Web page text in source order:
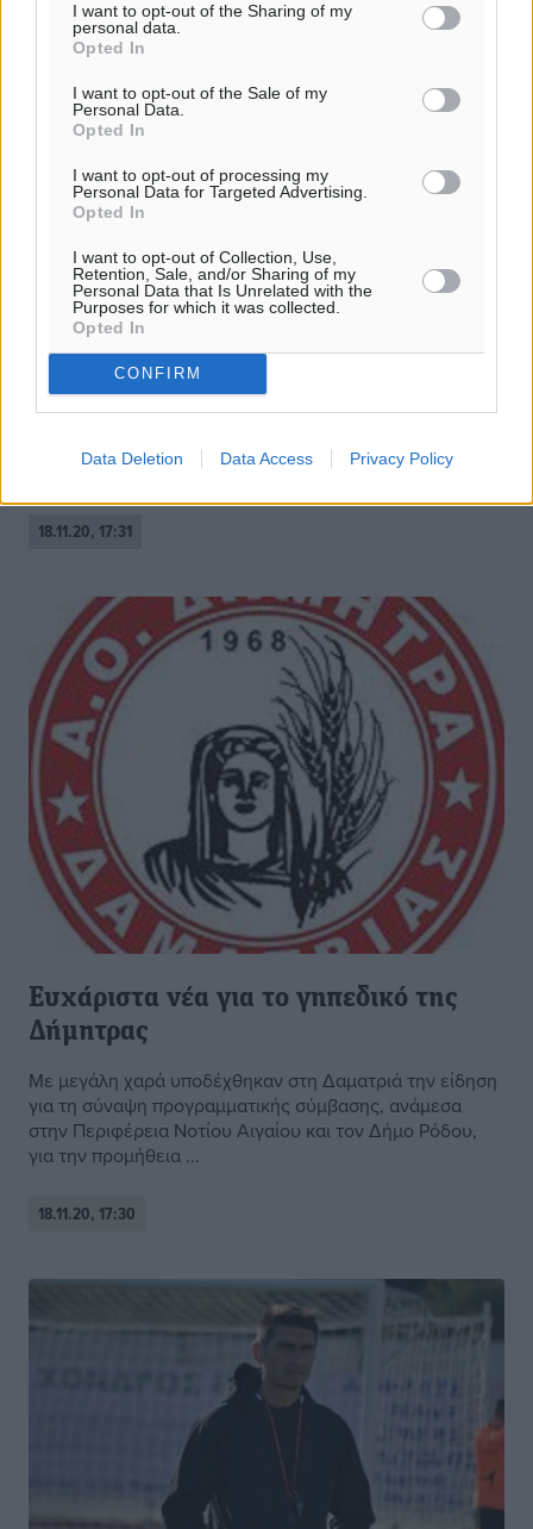
I want to opt-out of the Sharing of my
personal data.
Opted In
I want to opt-out of the Sale of my
Personal Data.
Opted In
I want to opt-out of processing my
Personal Data for Targeted Advertising.
Opted In
I want to opt-out of Collection, Use,
Retention, Sale, and/or Sharing of my
Personal Data that Is Unrelated with the
Purposes for which it was collected.
Opted In
CONFIRM
Data Deletion Data Access Privacy Policy
«Ομαλά κυλά η τηλεκπαίδευση» λέει
το υπουργείο Παιδείας
Την στιγμή που οι καταγγελίες πέφτουν… βροχή για
σήμερα, Τετάρτη 18.11.2020, πρεμιέρα για προνήπια,
νηπιαγωγεία και δημοτικά, ...
18.11.20, 17:31
Ευχάριστα νέα για το γηπεδικό της
Δήμητρας
Με μεγάλη χαρά υποδέχθηκαν στη Δαματριά την είδηση
για τη σύναψη προγραμματικής σύμβασης, ανάμεσα
στην Περιφέρεια Νοτίου Αιγαίου και τον Δήμο Ρόδου,
για την προμήθεια ...
18.11.20, 17:30